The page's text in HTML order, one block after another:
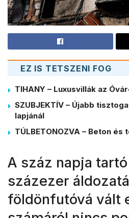
EZ IS TETSZENI FOG
TIHANY – Luxusvillák az
SZUBJEKTÍV – Újabb
lapjánál
TÚLBETONOZVA – Beton
A száz napja
százezer
földönfutóvá vált